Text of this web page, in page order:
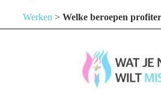
Werken > Welke beroepen